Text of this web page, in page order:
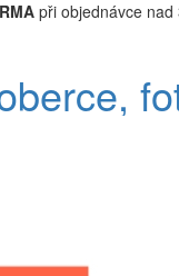
při objednávce nad